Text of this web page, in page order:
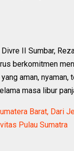
II Sumbar,
berkomitmen
aman, nyaman,
masa libur
Barat, Dari
Pulau Sumatra